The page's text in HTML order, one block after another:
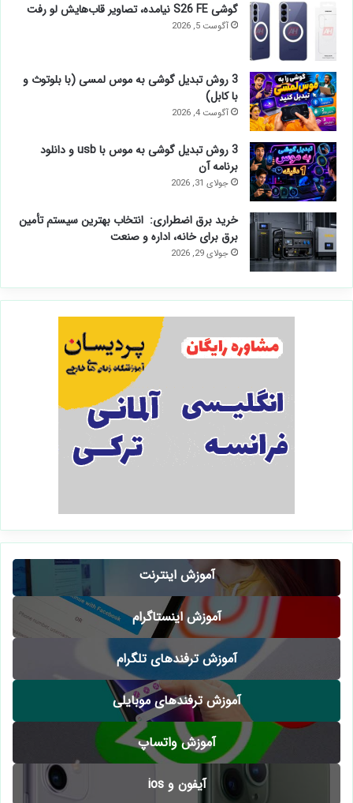
گوشی S26 FE نیامده، تصاویر قاب‌هایش لو رفت
آگوست 5, 2026
3 روش تبدیل گوشی به موس لمسی (با بلوتوث و
با کابل)
آگوست 4, 2026
3 روش تبدیل گوشی به موس با usb و دانلود
برنامه آن
جولای 31, 2026
خرید برق اضطراری: انتخاب بهترین سیستم تأمین
برق برای خانه، اداره و صنعت
جولای 29, 2026
آموزش اینترنت
آموزش اینستاگرام
آموزش ترفندهای تلگرام
آموزش ترفندهای موبایلی
آموزش واتساپ
آیفون و ios